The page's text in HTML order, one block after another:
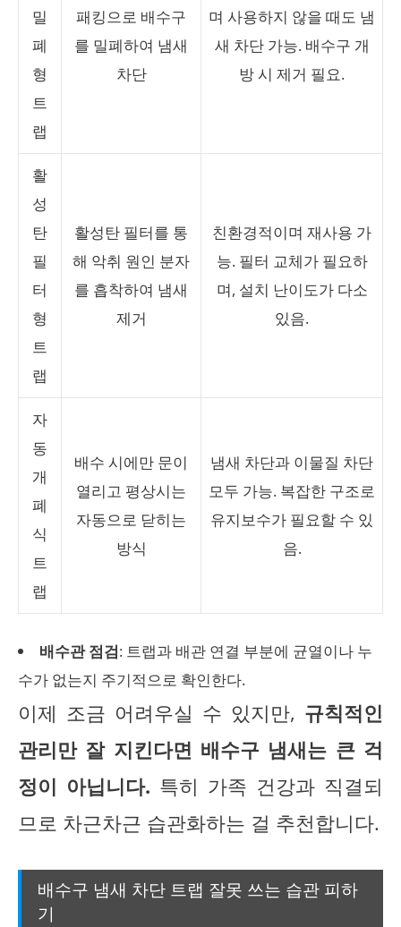
밀
폐
형
트
랩
패킹으로 배수구
를 밀폐하여 냄새
차단
며 사용하지 않을 때도 냄
새 차단 가능. 배수구 개
방 시 제거 필요.
활
성
탄
필
터
형
트
랩
활성탄 필터를 통
해 악취 원인 분자
를 흡착하여 냄새
제거
친환경적이며 재사용 가
능. 필터 교체가 필요하
며, 설치 난이도가 다소
있음.
자
동
개
폐
식
트
랩
배수 시에만 문이
열리고 평상시는
자동으로 닫히는
방식
냄새 차단과 이물질 차단
모두 가능. 복잡한 구조로
유지보수가 필요할 수 있
음.
배수관 점검: 트랩과 배관 연결 부분에 균열이나 누
수가 없는지 주기적으로 확인한다.
이제 조금 어려우실 수 있지만, 규칙적인
관리만 잘 지킨다면 배수구 냄새는 큰 걱
정이 아닙니다. 특히 가족 건강과 직결되
므로 차근차근 습관화하는 걸 추천합니다.
배수구 냄새 차단 트랩 잘못 쓰는 습관 피하
기